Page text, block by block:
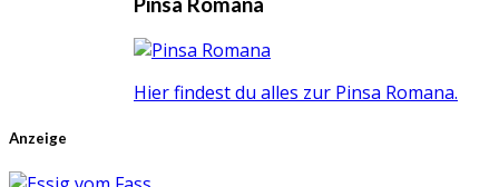
Hier findest du alles zur Pinsa Romana.
Anzeige